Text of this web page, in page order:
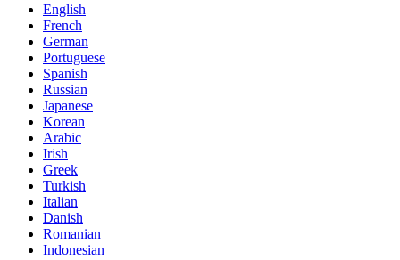
English
French
German
Portuguese
Spanish
Russian
Japanese
Korean
Arabic
Irish
Greek
Turkish
Italian
Danish
Romanian
Indonesian